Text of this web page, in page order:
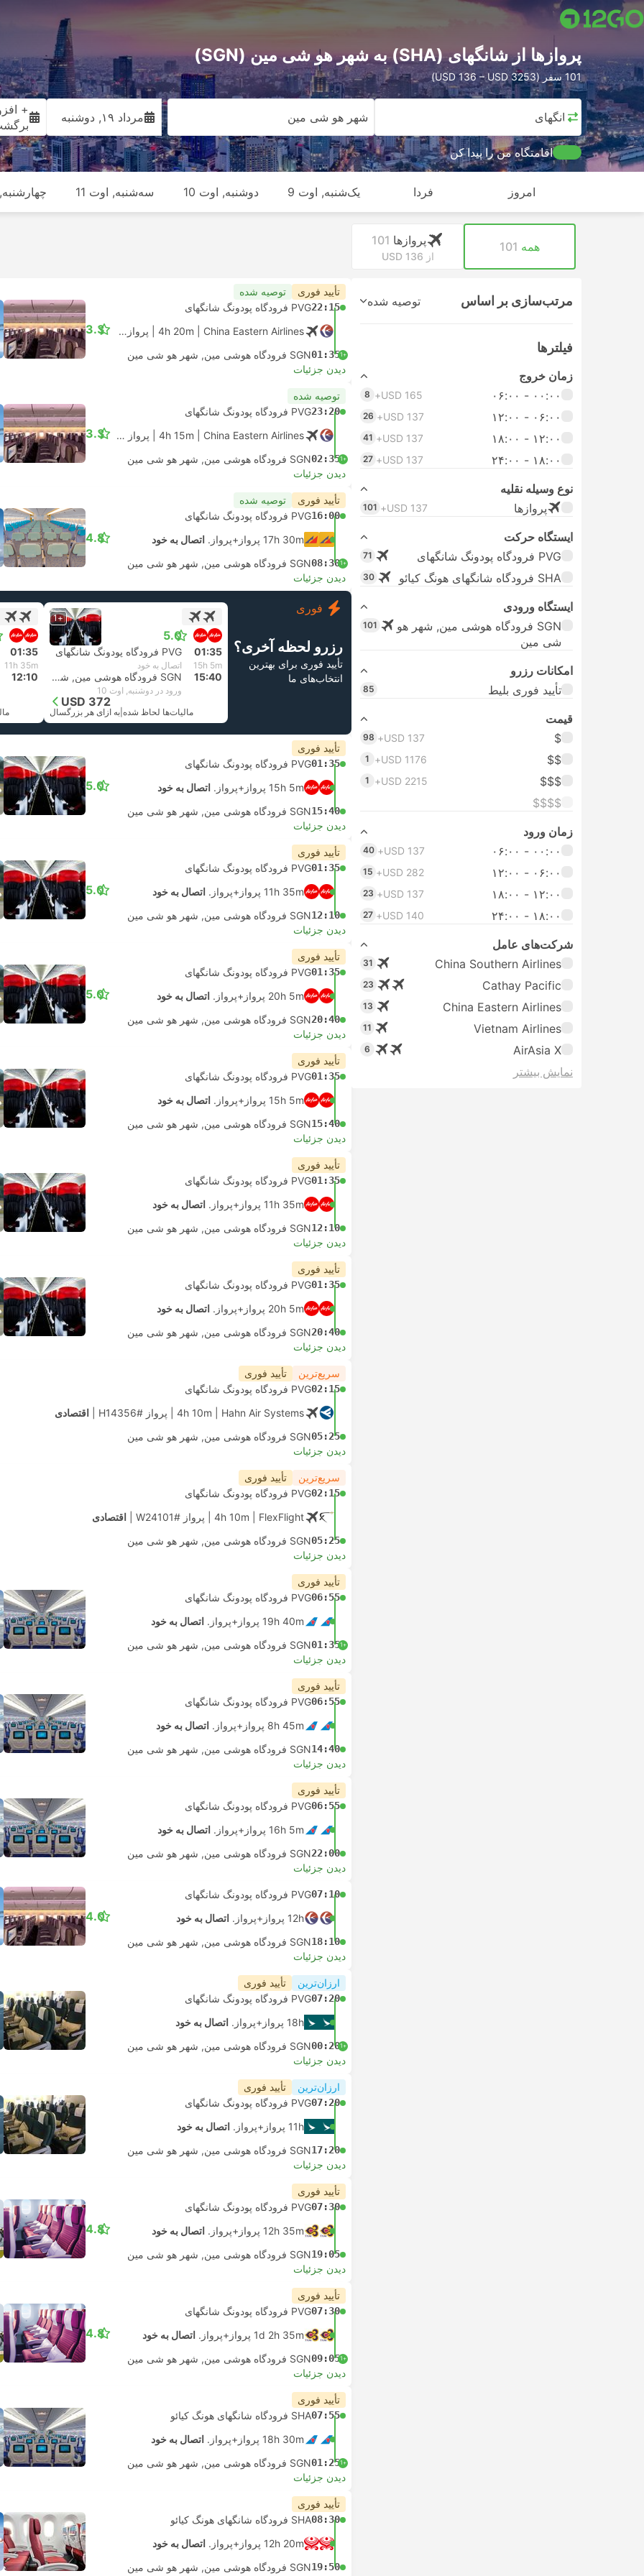
پرواز‌ها از شانگهای (SHA) به شهر هو شی مین (SGN)
101 سفر (USD 136 – USD 3253)
شانگهای شهر هو شی مین مرداد ۱۹, دوشنبه
+
اقامتگاه من را پیدا کن
امروز فردا یک‌شنبه, اوت 9 دوشنبه, اوت 10 سه‌شنبه, اوت 11 چهارشنبه,
همه 101 پرواز‌ها 101
از USD 136
مرتب‌سازی بر اساس توصیه شده
فیلتر‌ها
زمان خروج
۰۰:۰۰ - ۰۶:۰۰
USD 165+
8
۰۶:۰۰ - ۱۲:۰۰ USD 137+
26
۱۲:۰۰ - ۱۸:۰۰ USD 137+
41
۱۸:۰۰ - ۲۴:۰۰ USD 137+
27
نوع وسیله نقلیه
پرواز‌ها
USD 137+
101
ایستگاه حرکت
PVG فرودگاه پودونگ شانگهای
71
SHA فرودگاه شانگهای هونگ کیائو 30
ایستگاه ورودی
SGN فرودگاه هوشی مین, شهر هو
شی مین
101
امکانات رزرو
تأیید فوری بلیط
85
قیمت
$
USD 137+
98
$$
USD 1176+
1
$$$
USD 2215+
1
$$$$
زمان ورود
۰۰:۰۰ - ۰۶:۰۰
USD 137+
40
۰۶:۰۰ - ۱۲:۰۰ USD 282+
15
۱۲:۰۰ - ۱۸:۰۰ USD 137+
23
۱۸:۰۰ - ۲۴:۰۰ USD 140+
27
شرکت‌های عامل
China Southern Airlines
31
Cathay Pacific
23
China Eastern Airlines
13
Vietnam Airlines
11
AirAsia X
6
نمایش بیشتر
تأیید فوری توصیه شده
22:15PVG فرودگاه پودونگ شانگهای
4h 20m | China Eastern Airlines پرواز #MU281 |اقتصادی
+1
01:35SGN فرودگاه هوشی مین, شهر هو شی مین
3.3
دیدن جزئیات
توصیه شده
23:20PVG فرودگاه پودونگ شانگهای
4h 15m | China Eastern Airlines پرواز #MU7407 |اقتصادی
+1
02:35SGN فرودگاه هوشی مین, شهر هو شی مین
3.3
دیدن جزئیات
تأیید فوری توصیه شده
16:00PVG فرودگاه پودونگ شانگهای
17h 30m پرواز+پرواز.
اتصال به خود
+1
08:30SGN فرودگاه هوشی مین, شهر هو شی مین
4.8
دیدن جزئیات
فوری
رزرو لحظه آخری؟
تأیید فوری برای بهترین
انتخاب‌های ما
5.0
+1
01:35 PVG فرودگاه پودونگ شانگهای
15h 5m اتصال به خود
15:40 SGN فرودگاه هوشی مین, شهر هو شی مین
ورود در دوشنبه, اوت 10
USD 372
مالیات‌ها لحاظ شده به ازای هر بزرگسال
01:35
11h 35m
12:10
تأیید فوری
01:35PVG فرودگاه پودونگ شانگهای
15h 5m پرواز+پرواز.
اتصال به خود
15:40SGN فرودگاه هوشی مین, شهر هو شی مین
5.0
دیدن جزئیات
تأیید فوری
01:35PVG فرودگاه پودونگ شانگهای
11h 35m پرواز+پرواز.
اتصال به خود
12:10SGN فرودگاه هوشی مین, شهر هو شی مین
5.0
دیدن جزئیات
تأیید فوری
01:35PVG فرودگاه پودونگ شانگهای
20h 5m پرواز+پرواز.
اتصال به خود
20:40SGN فرودگاه هوشی مین, شهر هو شی مین
5.0
دیدن جزئیات
تأیید فوری
01:35PVG فرودگاه پودونگ شانگهای
15h 5m پرواز+پرواز.
اتصال به خود
15:40SGN فرودگاه هوشی مین, شهر هو شی مین
دیدن جزئیات
تأیید فوری
01:35PVG فرودگاه پودونگ شانگهای
11h 35m پرواز+پرواز.
اتصال به خود
12:10SGN فرودگاه هوشی مین, شهر هو شی مین
دیدن جزئیات
تأیید فوری
01:35PVG فرودگاه پودونگ شانگهای
20h 5m پرواز+پرواز.
اتصال به خود
20:40SGN فرودگاه هوشی مین, شهر هو شی مین
دیدن جزئیات
سریع‌ترین تأیید فوری
02:15PVG فرودگاه پودونگ شانگهای
4h 10m | Hahn Air Systems پرواز #H14356 اقتصادی
05:25SGN فرودگاه هوشی مین, شهر هو شی مین
دیدن جزئیات
سریع‌ترین تأیید فوری
02:15PVG فرودگاه پودونگ شانگهای
4h 10m | FlexFlight پرواز #W24101 اقتصادی
05:25SGN فرودگاه هوشی مین, شهر هو شی مین
دیدن جزئیات
تأیید فوری
06:55PVG فرودگاه پودونگ شانگهای
19h 40m پرواز+پرواز.
اتصال به خود
+1
01:35SGN فرودگاه هوشی مین, شهر هو شی مین
دیدن جزئیات
تأیید فوری
06:55PVG فرودگاه پودونگ شانگهای
8h 45m پرواز+پرواز.
اتصال به خود
14:40SGN فرودگاه هوشی مین, شهر هو شی مین
دیدن جزئیات
تأیید فوری
06:55PVG فرودگاه پودونگ شانگهای
16h 5m پرواز+پرواز.
اتصال به خود
22:00SGN فرودگاه هوشی مین, شهر هو شی مین
دیدن جزئیات
07:10PVG فرودگاه پودونگ شانگهای
12h پرواز+پرواز.
اتصال به خود
18:10SGN فرودگاه هوشی مین, شهر هو شی مین
4.0
دیدن جزئیات
ارزان‌ترین تأیید فوری
07:20PVG فرودگاه پودونگ شانگهای
18h پرواز+پرواز.
اتصال به خود
+1
00:20SGN فرودگاه هوشی مین, شهر هو شی مین
دیدن جزئیات
ارزان‌ترین تأیید فوری
07:20PVG فرودگاه پودونگ شانگهای
11h پرواز+پرواز.
اتصال به خود
17:20SGN فرودگاه هوشی مین, شهر هو شی مین
دیدن جزئیات
تأیید فوری
07:30PVG فرودگاه پودونگ شانگهای
12h 35m پرواز+پرواز.
اتصال به خود
19:05SGN فرودگاه هوشی مین, شهر هو شی مین
4.8
دیدن جزئیات
تأیید فوری
07:30PVG فرودگاه پودونگ شانگهای
1d 2h 35m پرواز+پرواز.
اتصال به خود
+1
09:05SGN فرودگاه هوشی مین, شهر هو شی مین
4.8
دیدن جزئیات
تأیید فوری
07:55SHA فرودگاه شانگهای هونگ کیائو
18h 30m پرواز+پرواز.
اتصال به خود
+1
01:25SGN فرودگاه هوشی مین, شهر هو شی مین
دیدن جزئیات
تأیید فوری
08:30SHA فرودگاه شانگهای هونگ کیائو
12h 20m پرواز+پرواز.
اتصال به خود
19:50SGN فرودگاه هوشی مین, شهر هو شی مین